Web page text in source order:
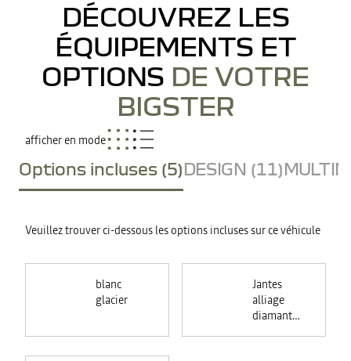
DÉCOUVREZ LES
ÉQUIPEMENTS ET
OPTIONS DE VOTRE
BIGSTER
afficher en mode
Options incluses (5)DESIGN (11)
Veuillez trouver ci-dessous les options incluses sur ce véhicule
blanc
glacier
Jantes
alliage
diamantées